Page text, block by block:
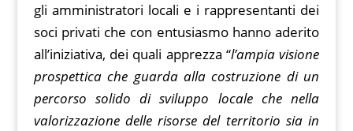
gli amministratori locali e i rappresentanti dei
soci privati che con entusiasmo hanno aderito
all’iniziativa, dei quali apprezza “l’ampia visione
prospettica che guarda alla costruzione di un
percorso solido di sviluppo locale che nella
valorizzazione delle risorse del territorio sia in